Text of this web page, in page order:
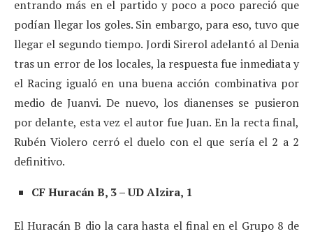
entrando más en el partido y poco a poco pareció que
podían llegar los goles. Sin embargo, para eso, tuvo que
llegar el segundo tiempo. Jordi Sirerol adelantó al Denia
tras un error de los locales, la respuesta fue inmediata y
el Racing igualó en una buena acción combinativa por
medio de Juanvi. De nuevo, los dianenses se pusieron
por delante, esta vez el autor fue Juan. En la recta final,
Rubén Violero cerró el duelo con el que sería el 2 a 2
definitivo.
CF Huracán B, 3 – UD Alzira, 1
El Huracán B dio la cara hasta el final en el Grupo 8 de